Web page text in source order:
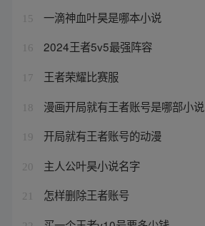
15 一滴神血叶昊是哪本小说
16 2024王者5v5最强阵容
17 王者荣耀比赛服
18 漫画开局就有王者账号是哪部小说
19 开局就有王者账号的动漫
20 主人公叶昊小说名字
21 怎样删除王者账号